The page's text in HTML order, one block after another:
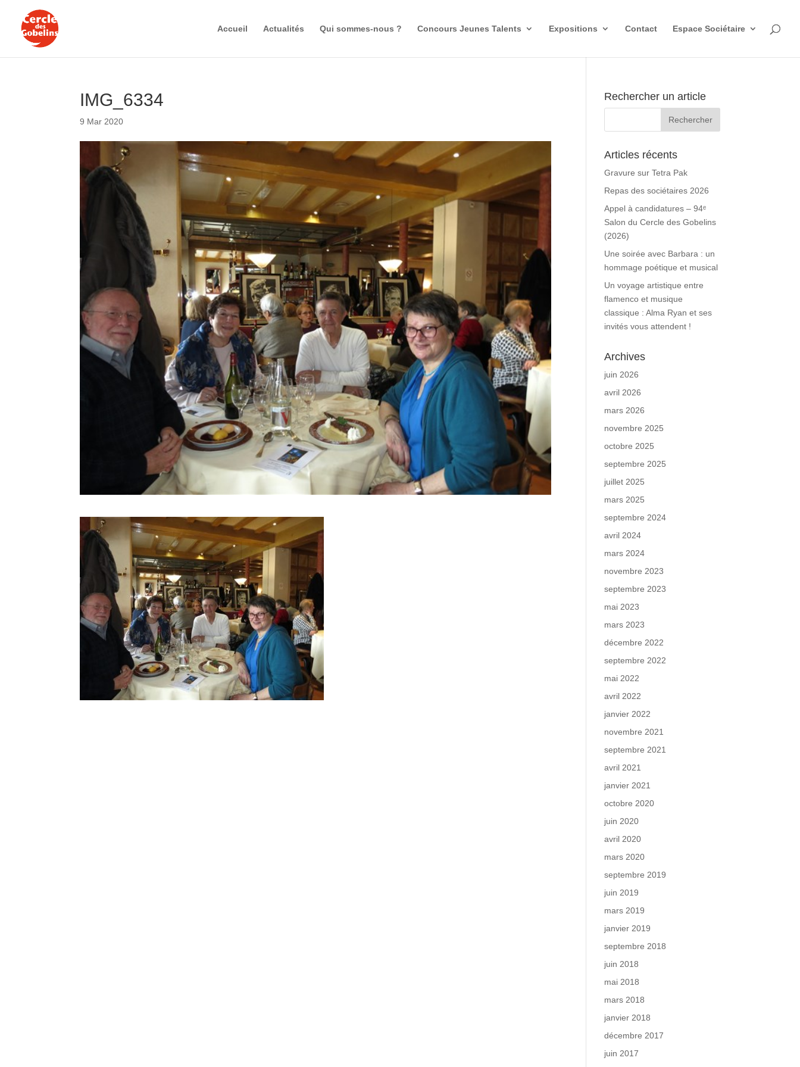
Accueil Actualités Qui sommes-nous ? Concours Jeunes Talents Expositions Contact Espace Sociétaire
IMG_6334
9 Mar 2020
Rechercher un article
Articles récents
Gravure sur Tetra Pak
Repas des sociétaires 2026
Appel à candidatures – 94ᵉ
Salon du Cercle des Gobelins
(2026)
Une soirée avec Barbara : un
hommage poétique et musical
Un voyage artistique entre
flamenco et musique
classique : Alma Ryan et ses
invités vous attendent !
Archives
juin 2026
avril 2026
mars 2026
novembre 2025
octobre 2025
septembre 2025
juillet 2025
mars 2025
septembre 2024
avril 2024
mars 2024
novembre 2023
septembre 2023
mai 2023
mars 2023
décembre 2022
septembre 2022
mai 2022
avril 2022
janvier 2022
novembre 2021
septembre 2021
avril 2021
janvier 2021
octobre 2020
juin 2020
avril 2020
mars 2020
septembre 2019
juin 2019
mars 2019
janvier 2019
septembre 2018
juin 2018
mai 2018
mars 2018
janvier 2018
décembre 2017
juin 2017